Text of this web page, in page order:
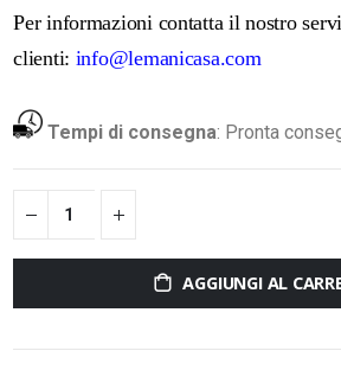
Per informazioni contatta il nostro
clienti: info@lemanicasa.com
Tempi di consegna: Pronta
AGGIUNGI AL